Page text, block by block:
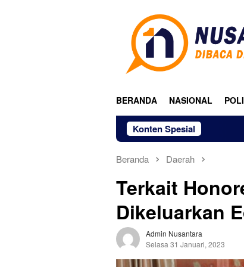
BERANDA NASIONAL
Konten Spesial
Beranda Daerah
Terkait
Dikeluarkan
Admin Nusantara
Selasa 31 Januari, 2023